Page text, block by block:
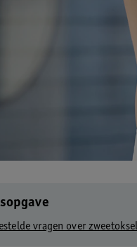
vragen over